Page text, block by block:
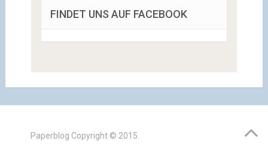
FINDET UNS AUF FACEBOOK
Paperblog Copyright © 2015.